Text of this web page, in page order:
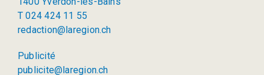
T 024 424 11 55
redaction@laregion.ch
Publicité
publicite@laregion.ch